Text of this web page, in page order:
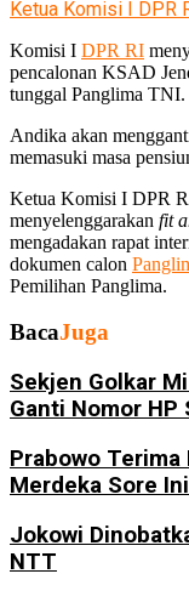
No Result
View All Result
Ketua Komisi I DPR
Komisi I DPR RI
pencalonan KSAD
tunggal Panglima TNI.
Andika akan
memasuki masa
Ketua Komisi I DPR
menyelenggarakan fit
mengadakan rapat
dokumen calon
Pemilihan Panglima.
BacaJuga
Sekjen Golkar
Ganti Nomor
Prabowo
Merdeka Sore Ini
Jokowi
NTT